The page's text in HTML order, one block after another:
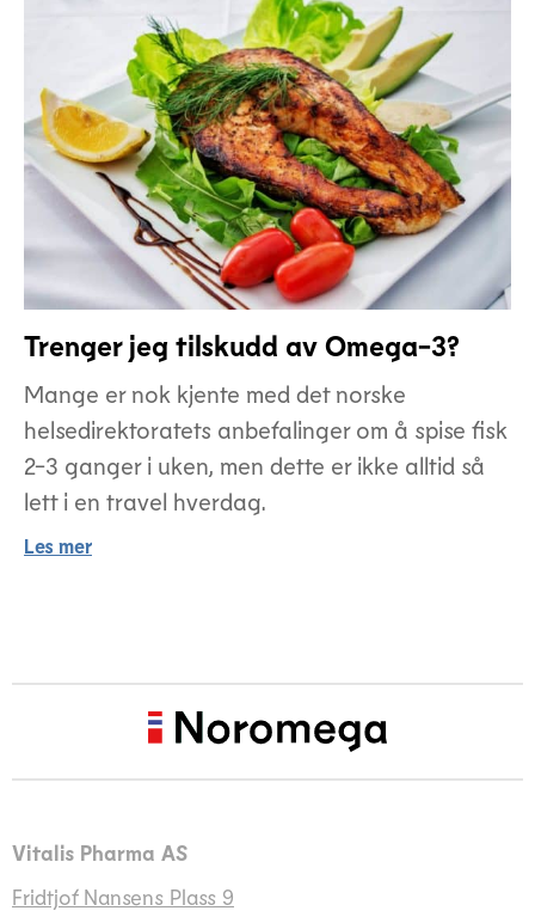
Trenger jeg tilskudd av Omega-3?
Mange er nok kjente med det norske
helsedirektoratets anbefalinger om å spise fisk
2-3 ganger i uken, men dette er ikke alltid så
lett i en travel hverdag.
Les mer
Vitalis Pharma AS
Fridtjof Nansens Plass 9